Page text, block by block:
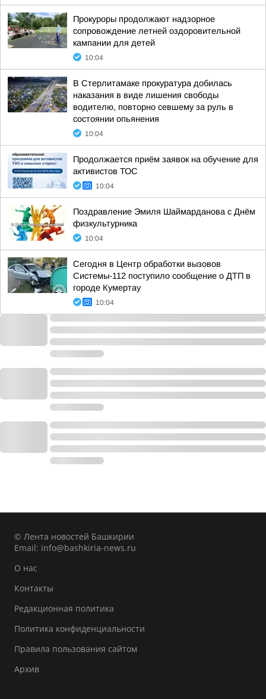
Прокуроры продолжают надзорное
сопровождение летней оздоровительной
кампании для детей
10:04
В Стерлитамаке прокуратура добилась
наказания в виде лишения свободы
водителю, повторно севшему за руль в
состоянии опьянения
10:04
Продолжается приём заявок на обучение для
активистов ТОС
10:04
Поздравление Эмиля Шаймарданова с Днём
физкультурника
10:04
Сегодня в Центр обработки вызовов
Системы-112 поступило сообщение о ДТП в
городе Кумертау
10:04
© Лента новостей Башкирии
Email: info@bashkiria-news.ru
О нас
Контакты
Редакционная политика
Политика конфиденциальности
Правила пользования сайтом
Архив